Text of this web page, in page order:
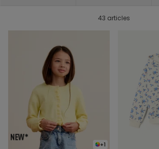
43 articles
+1